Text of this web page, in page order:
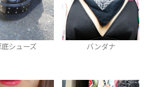
バンダナ ブーツ